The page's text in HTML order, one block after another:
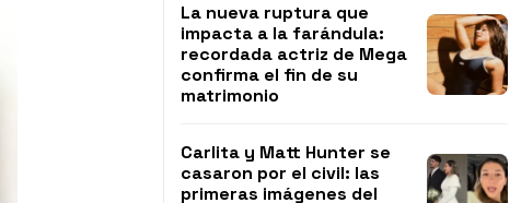
La nueva ruptura que
impacta a la farándula:
recordada actriz de Mega
confirma el fin de su
matrimonio
Carlita y Matt Hunter se
casaron por el civil: las
primeras imágenes del